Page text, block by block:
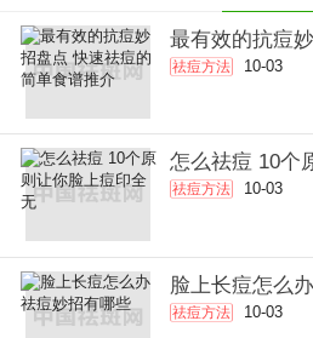
最有效的抗痘
祛痘方法 10-03
怎么祛痘 10个
祛痘方法 10-03
脸上长痘怎么
祛痘方法 10-03